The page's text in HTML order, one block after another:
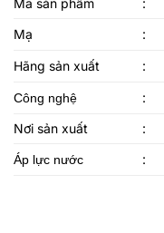
Mã sản phẩm :
Mạ
:
Hãng sản xuất :
Công nghệ :
Nơi sản xuất :
Áp lực nước :